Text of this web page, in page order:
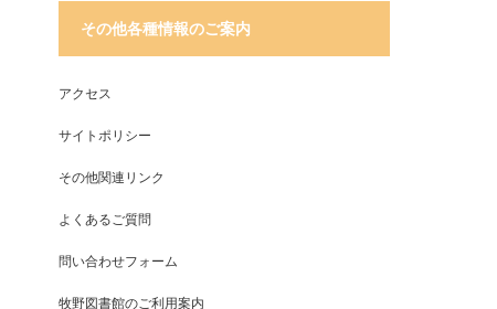
その他各種情報のご案内
アクセス
サイトポリシー
その他関連リンク
よくあるご質問
問い合わせフォーム
牧野図書館のご利用案内